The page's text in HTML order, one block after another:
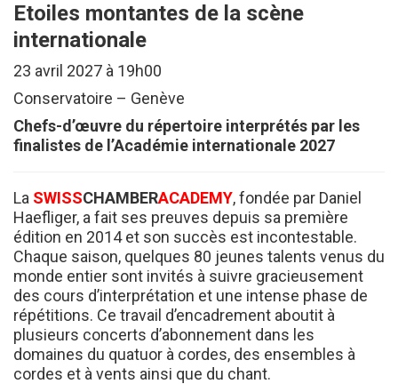
Etoiles montantes de la scène
internationale
23 avril 2027 à 19h00
Conservatoire – Genève
Chefs-d’œuvre du répertoire interprétés par les
finalistes de l’Académie internationale 2027
La SWISSCHAMBERACADEMY, fondée par Daniel
Haefliger, a fait ses preuves depuis sa première
édition en 2014 et son succès est incontestable.
Chaque saison, quelques 80 jeunes talents venus du
monde entier sont invités à suivre gracieusement
des cours d’interprétation et une intense phase de
répétitions. Ce travail d’encadrement aboutit à
plusieurs concerts d’abonnement dans les
domaines du quatuor à cordes, des ensembles à
cordes et à vents ainsi que du chant.